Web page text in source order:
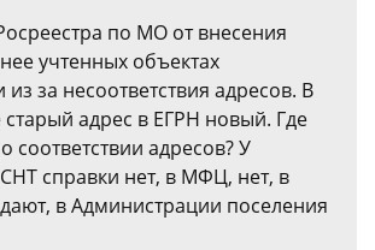
по МО от внесения
учтенных объектах
за несоответствия адресов. В
старый адрес в ЕГРН новый. Где
соответствии адресов? У
справки нет, в МФЦ, нет, в
в Администрации поселения